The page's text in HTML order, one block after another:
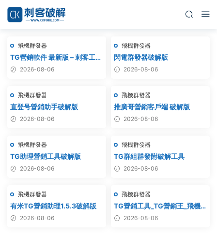
飛機群發器
TG營銷軟件 最新版 – 刺客工作
室破解版
2026-08-06
飛機群發器
閃電群發器破解版
2026-08-06
飛機群發器
直登号營銷助手破解版
2026-08-06
飛機群發器
推廣哥營銷客戶端 破解版
2026-08-06
飛機群發器
TG助理營銷工具破解版
2026-08-06
飛機群發器
TG群組群發附破解工具
2026-08-06
飛機群發器
有米TG營銷助理1.5.3破解版
2026-08-06
飛機群發器
TG營銷工具_TG營銷王_飛機
營銷王_破解版
2026-08-06